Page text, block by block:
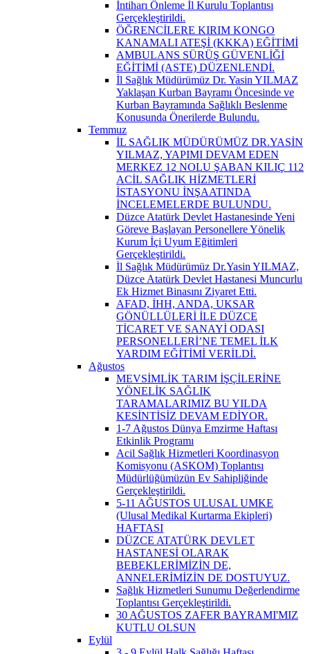
İntiharı Önleme İl Kurulu Toplantısı
Gerçekleştirildi.
ÖĞRENCİLERE KIRIM KONGO
KANAMALI ATEŞİ (KKKA) EĞİTİMİ
AMBULANS SÜRÜŞ GÜVENLİĞİ
EĞİTİMİ (ASTE) DÜZENLENDİ.
İl Sağlık Müdürümüz Dr. Yasin YILMAZ
Yaklaşan Kurban Bayramı Öncesinde ve
Kurban Bayramında Sağlıklı Beslenme
Konusunda Önerilerde Bulundu.
Temmuz
İL SAĞLIK MÜDÜRÜMÜZ DR.YASİN
YILMAZ, YAPIMI DEVAM EDEN
MERKEZ 12 NOLU ŞABAN KILIÇ 112
ACİL SAĞLIK HİZMETLERİ
İSTASYONU İNŞAATINDA
İNCELEMELERDE BULUNDU.
Düzce Atatürk Devlet Hastanesinde Yeni
Göreve Başlayan Personellere Yönelik
Kurum İçi Uyum Eğitimleri
Gerçekleştirildi.
İl Sağlık Müdürümüz Dr.Yasin YILMAZ,
Düzce Atatürk Devlet Hastanesi Muncurlu
Ek Hizmet Binasını Ziyaret Etti.
AFAD, İHH, ANDA, UKSAR
GÖNÜLLÜLERİ İLE DÜZCE
TİCARET VE SANAYİ ODASI
PERSONELLERİ’NE TEMEL İLK
YARDIM EĞİTİMİ VERİLDİ.
Ağustos
MEVSİMLİK TARIM İŞÇİLERİNE
YÖNELİK SAĞLIK
TARAMALARIMIZ BU YILDA
KESİNTİSİZ DEVAM EDİYOR.
1-7 Ağustos Dünya Emzirme Haftası
Etkinlik Programı
Acil Sağlık Hizmetleri Koordinasyon
Komisyonu (ASKOM) Toplantısı
Müdürlüğümüzün Ev Sahipliğinde
Gerçekleştirildi.
5-11 AĞUSTOS ULUSAL UMKE
(Ulusal Medikal Kurtarma Ekipleri)
HAFTASI
DÜZCE ATATÜRK DEVLET
HASTANESİ OLARAK
BEBEKLERİMİZİN DE,
ANNELERİMİZİN DE DOSTUYUZ.
Sağlık Hizmetleri Sunumu Değerlendirme
Toplantısı Gerçekleştirildi.
30 AĞUSTOS ZAFER BAYRAMI'MIZ
KUTLU OLSUN
Eylül